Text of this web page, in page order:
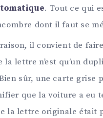
. Tout ce qui
dont il faut se
il convient de
la lettre n’est qu’un
sûr, une carte grise
que la voiture a eu
la lettre originale était